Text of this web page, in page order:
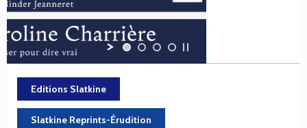
Editions Slatkine
Slatkine Reprints-Érudition